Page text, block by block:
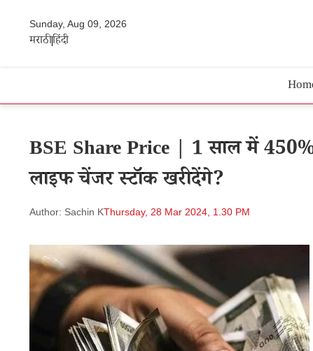
Sunday, Aug 09, 2026
मराठीहिंदी
BSE Share Price | 1 साल में 450%
लाइफ चेंजर स्टॉक खरीदेंगे?
Author: Sachin KThursday, 28 Mar 2024, 1.30 PM